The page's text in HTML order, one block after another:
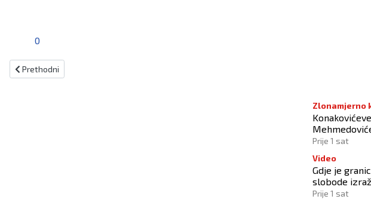
0
Prethodni članak: Starci na meti razbojnika i u Kiseljaku
Prethodni
Zlonamjerno
manipulacije
Prije 1 sat
Video
Gdje je
slobode
mržnje?
Prije 1 sat